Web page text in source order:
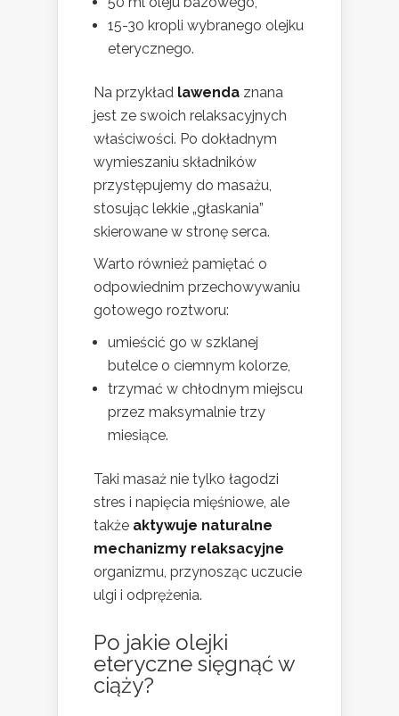
15-30 kropli wybranego olejku
eterycznego.
Na przykład lawenda znana
jest ze swoich relaksacyjnych
właściwości. Po dokładnym
wymieszaniu składników
przystępujemy do masażu,
stosując lekkie „głaskania”
skierowane w stronę serca.
Warto również pamiętać o
odpowiednim przechowywaniu
gotowego roztworu:
umieścić go w szklanej
butelce o ciemnym kolorze,
trzymać w chłodnym miejscu
przez maksymalnie trzy
miesiące.
Taki masaż nie tylko łagodzi
stres i napięcia mięśniowe, ale
także aktywuje naturalne
mechanizmy relaksacyjne
organizmu, przynosząc uczucie
ulgi i odprężenia.
Po jakie olejki
eteryczne sięgnąć w
ciąży?